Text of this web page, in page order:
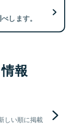
します。
報
しい順に掲載